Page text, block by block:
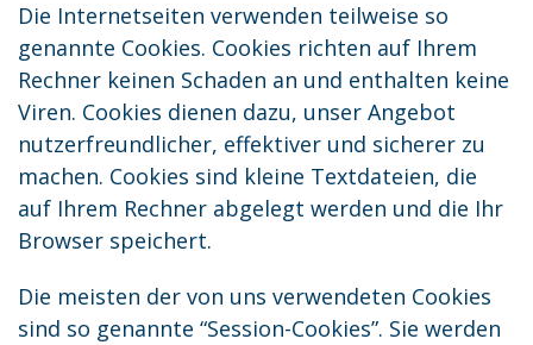
Die Internetseiten verwenden teilweise so
genannte Cookies. Cookies richten auf Ihrem
Rechner keinen Schaden an und enthalten keine
Viren. Cookies dienen dazu, unser Angebot
nutzerfreundlicher, effektiver und sicherer zu
machen. Cookies sind kleine Textdateien, die
auf Ihrem Rechner abgelegt werden und die Ihr
Browser speichert.
Die meisten der von uns verwendeten Cookies
sind so genannte “Session-Cookies”. Sie werden